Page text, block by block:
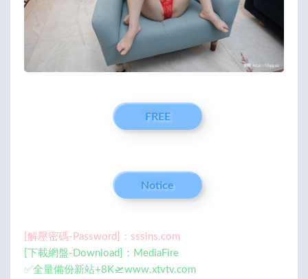
FREE
Notice
[解壓密碼-Password]：sssins.com
[下載網盤-Download]：MediaFire
✅全量備份新站+8K🛫www.xtvtv.com